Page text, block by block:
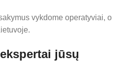
vykdome operatyviai, o
jūsų